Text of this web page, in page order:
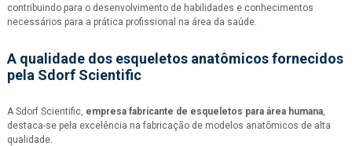
contribuindo para o desenvolvimento de habilidades e conhecimentos
necessários para a prática profissional na área da saúde.
A qualidade dos esqueletos anatômicos fornecidos
pela Sdorf Scientific
A Sdorf Scientific, empresa fabricante de esqueletos para área humana
destaca-se pela excelência na fabricação de modelos anatômicos de alta
qualidade.